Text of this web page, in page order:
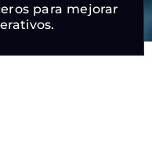
para mejorar